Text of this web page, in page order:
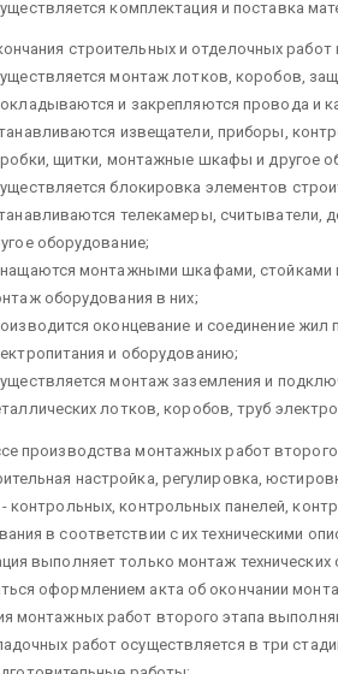
комплектация и по­ставка
строительных и отде­лочных
монтаж лотков, коро­бов,
и закрепляются про­вода и
извещатели, прибо­ры,
щит­ки, монтажные шкафы и другое
блокировка элемен­тов
телекамеры, считы­ватели,
оборудо­вание;
монтажными шкафами, стойками
обо­рудования в них;
оконцевание и соедине­ние
и оборудованию;
монтаж заземления и
лотков, коробов, труб
производства монтажных работ
настройка, регулировка,
контроль­ных, контрольных панелей,
в соответствии с их техническими
выполняет только монтаж
оформлением акта об окончании
монтажных работ вто­рого этапа
работ осуществляется в три